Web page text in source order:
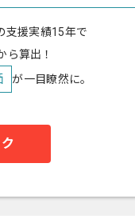
支援実績15年で
ら算出！
が一目瞭然に。